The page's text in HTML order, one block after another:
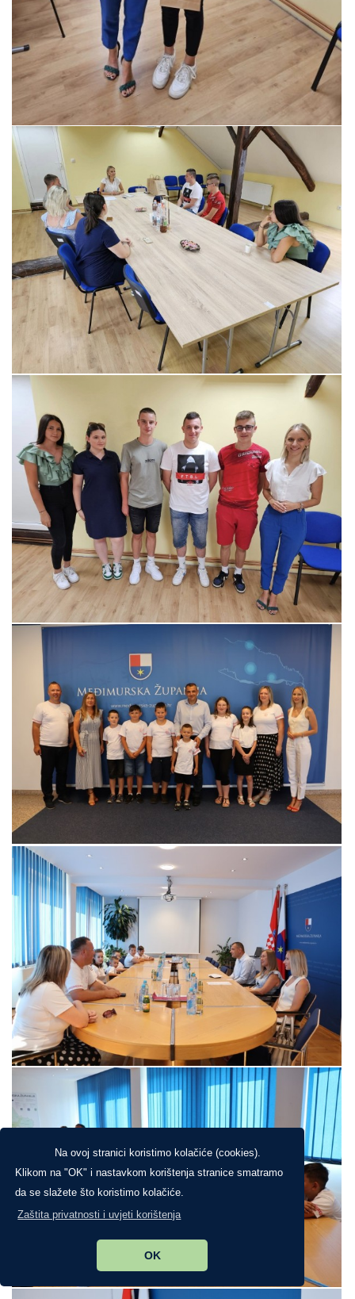
Na ovoj stranici koristimo kolačiće (cookies).
Klikom na "OK" i nastavkom korištenja stranice smatramo
da se slažete što koristimo kolačiće.
Zaštita privatnosti i uvjeti korištenja
OK